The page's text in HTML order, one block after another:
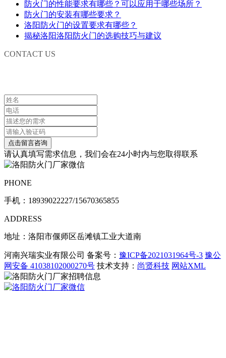
防火门的性能要求有哪些？可以应用于哪些场所？
防火门的安装有哪些要求？
洛阳防火门的设置要求有哪些？
揭秘洛阳洛阳防火门的选购技巧与建议
CONTACT US
请认真填写需求信息，我们会在24小时内与您取得联系
PHONE
手机： 18939022227/15670365855
ADDRESS
地址：洛阳市偃师区岳滩镇工业大道南
河南兴瑞实业有限公司 备案号： 豫ICP备2021031964号-3 豫公
网安备 41038102000270号 技术支持： 尚贤科技 网站XML